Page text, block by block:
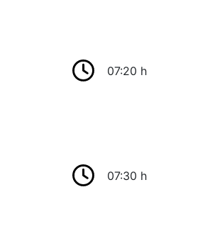
07:20 h
07:30 h